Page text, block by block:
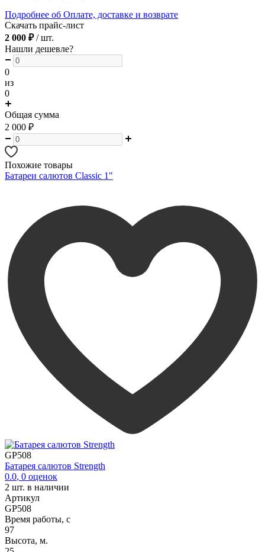
Подробнее об Оплате, доставке и возврате
Скачать прайс-лист
2 000 ₽ / шт.
Нашли дешевле?
0
из
0
Общая сумма
2 000 ₽
Похожие товары
Батареи салютов Classic 1"
GP508
Батарея салютов Strength
0.0, 0 оценок
2 шт. в наличии
Артикул
GP508
Время работы, с
97
Высота, м.